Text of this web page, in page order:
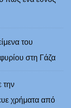
του
στη Γάζα
την
χρήματα από